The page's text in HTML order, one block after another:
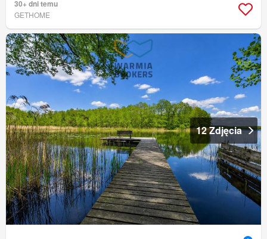
30+ dni temu
GETHOME
12 Zdjęcia